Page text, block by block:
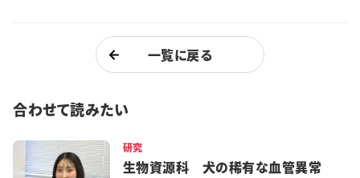
一覧に戻る
合わせて読みたい
研究
生物資源科 犬の稀有な血管異常